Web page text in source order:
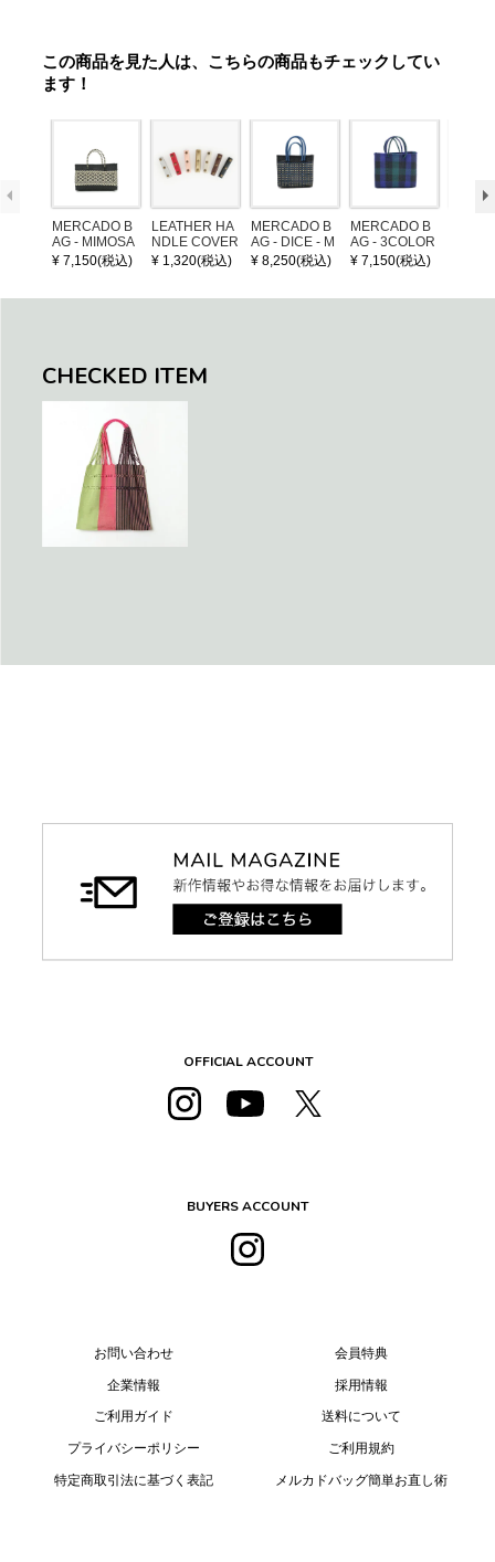
この商品を見た人は、こちらの商品もチェックしてい
ます！
MERCADO B
AG - MIMOSA
- Black / Crea
m (SHORT X
¥ 7,150(税込)
LEATHER HA
NDLE COVER
¥ 1,320(税込)
MERCADO B
AG - DICE - M
OSAIC - Black
/ Cream / Meta
¥ 8,250(税込)
MERCADO B
AG - 3COLOR
S CHECK - Bl
ack / Dark Gre
¥ 7,150(税込)
CHECKED ITEM
OFFICIAL ACCOUNT
BUYERS ACCOUNT
お問い合わせ
企業情報
ご利用ガイド
プライバシーポリシー
特定商取引法に基づく表記
会員特典
採用情報
送料について
ご利用規約
メルカドバッグ簡単お直し術